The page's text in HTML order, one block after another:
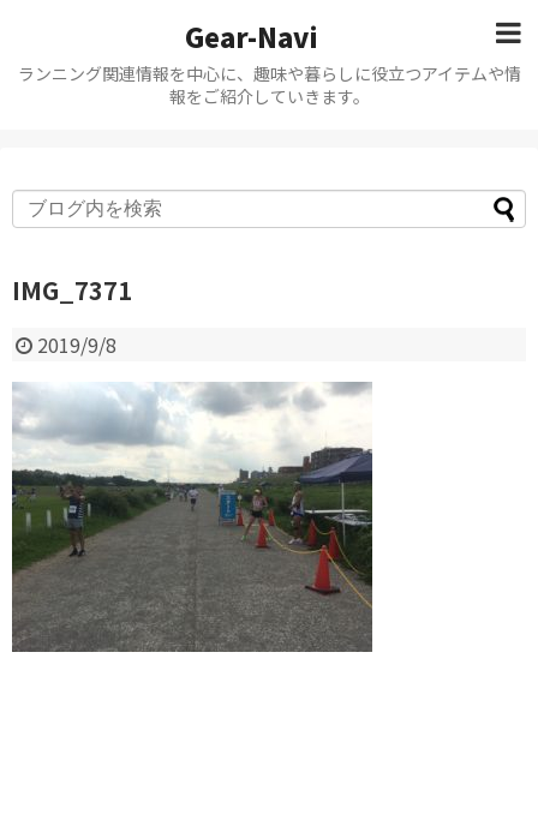
Gear-Navi
ランニング関連情報を中心に、趣味や暮らしに役立つアイテムや情
報をご紹介していきます。
IMG_7371
2019/9/8